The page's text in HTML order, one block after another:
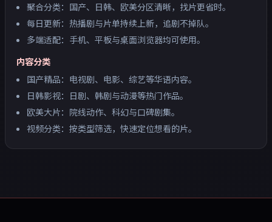
聚合分类：国产、日韩、欧美分区清晰，找片更省时。
每日更新：热播剧与片单持续上新，追剧不掉队。
多端适配：手机、平板与桌面浏览器均可使用。
内容分类
国产精品：电视剧、电影、综艺等华语内容。
日韩影视：日剧、韩剧与动漫等热门作品。
欧美大片：院线动作、科幻与口碑剧集。
视频分类：按类型筛选，快速定位想看的片。